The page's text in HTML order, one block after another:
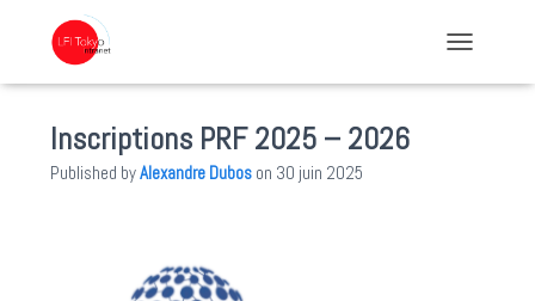
Inscriptions PRF 2025 – 2026
Published byAlexandre Dubos on 30 juin 2025